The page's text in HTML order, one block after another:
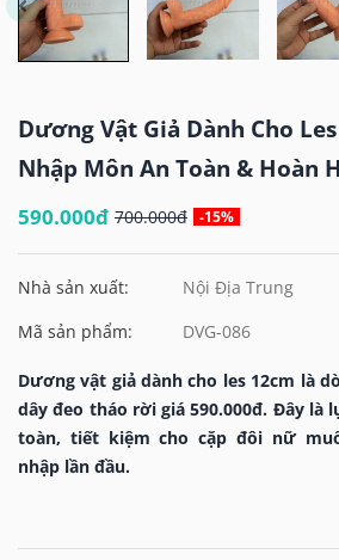
Dương Vật Giả Dành Cho
Nhập Môn An Toàn & Hoàn
590.000đ 700.000đ -15%
Nhà sản xuất:
Nội Địa Trung
Mã sản phẩm:
DVG-086
Dương vật giả dành cho les 12cm là
dây đeo tháo rời giá 590.000đ. Đây là
toàn, tiết kiệm cho cặp đôi nữ
nhập lần đầu.